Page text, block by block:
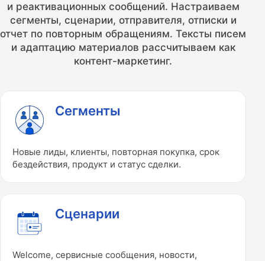
и реактивационных сообщений. Настраиваем
сегменты, сценарии, отправителя, отписки и
отчет по повторным обращениям. Тексты писем
и адаптацию материалов рассчитываем как
контент-маркетинг.
Сегменты
Новые лиды, клиенты, повторная покупка, срок
бездействия, продукт и статус сделки.
Сценарии
Welcome, сервисные сообщения, новости,